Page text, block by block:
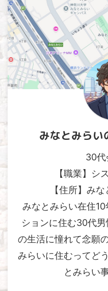
みなとみらい
30代
【職業】シ
【住所】み
みなとみらい在住
ションに住む30代
の生活に憧れて念願
みらいに住むってど
とみらい